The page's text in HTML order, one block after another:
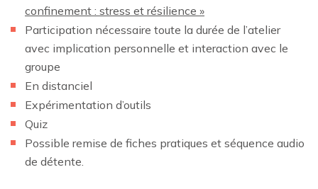
confinement : stress et résilience »
Participation nécessaire toute la durée de l’atelier
avec implication personnelle et interaction avec le
groupe
En distanciel
Expérimentation d’outils
Quiz
Possible remise de fiches pratiques et séquence audio
de détente.